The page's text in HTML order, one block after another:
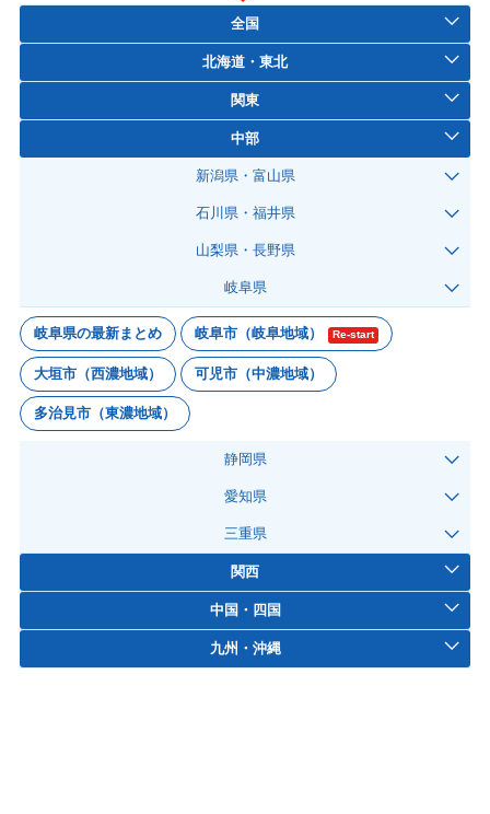
全国
北海道・東北
関東
中部
新潟県・富山県
石川県・福井県
山梨県・長野県
岐阜県
岐阜県の最新まとめ 岐阜市（岐阜地域） Re-start
大垣市（西濃地域） 可児市（中濃地域）
多治見市（東濃地域）
静岡県
愛知県
三重県
関西
中国・四国
九州・沖縄